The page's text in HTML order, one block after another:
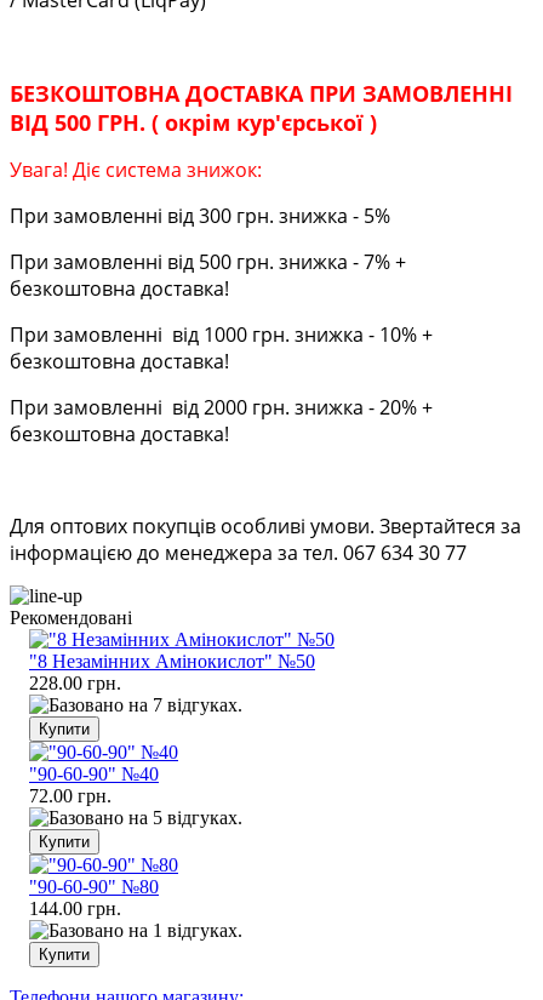
БЕЗКОШТОВНА ДОСТАВКА ПРИ ЗАМОВЛЕННІ
ВІД 500 ГРН. ( окрім кур'єрської )
Увага! Діє система знижок:
При замовленні від 300 грн. знижка - 5%
При замовленні від 500 грн. знижка - 7% +
безкоштовна доставка!
При замовленні від 1000 грн. знижка - 10% +
безкоштовна доставка!
При замовленні від 2000 грн. знижка - 20% +
безкоштовна доставка!
Для оптових покупців особливі умови. Звертайтеся за
інформацією до менеджера за тел. 067 634 30 77
Рекомендовані
"8 Незамінних Амінокислот" №50
228.00 грн.
"90-60-90" №40
72.00 грн.
"90-60-90" №80
144.00 грн.